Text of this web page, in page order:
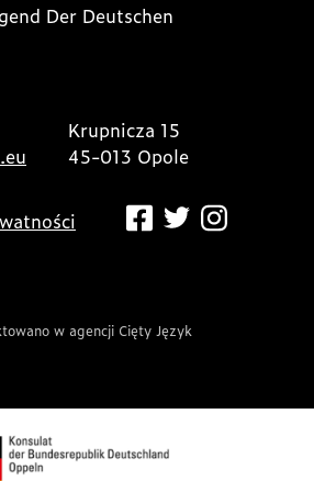
Der Deutschen
Krupnicza 15
45-013 Opole
w agencji Cięty Język